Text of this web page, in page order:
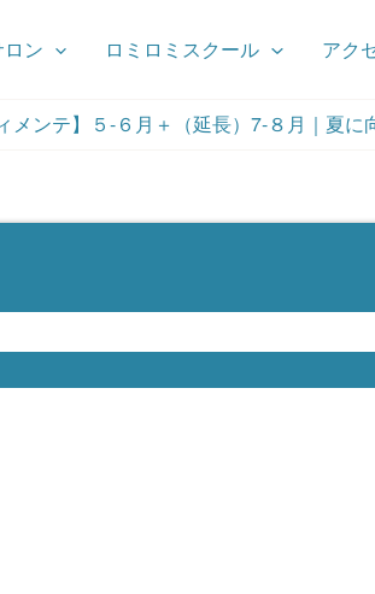
ン ロミロミスクール アク
ンテ】５-６月＋（延長）7-８月｜夏に